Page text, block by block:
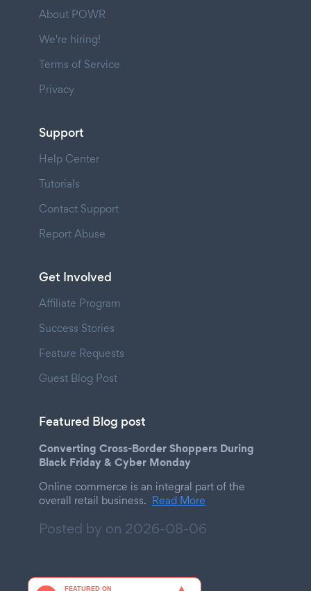
About POWR
We're hiring!
Terms of Service
Privacy
Support
Help Center
Tutorials
Contact Support
Report Abuse
Get Involved
Affiliate Program
Success Stories
Feature Requests
Guest Blog Post
Featured Blog post
Converting Cross-Border Shoppers During
Black Friday & Cyber Monday
Online commerce is an integral part of the
overall retail business. Read More
Posted by on 2026-08-06